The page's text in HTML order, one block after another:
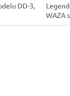
DD-3,
WAZA